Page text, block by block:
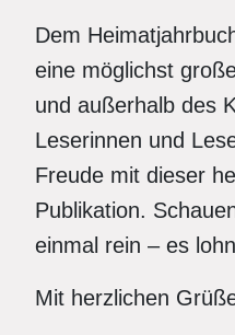
Dem
eine möglichst
und außerhalb des
Leserinnen und
Freude mit dieser
Publikation.
einmal rein – es
Mit herzlichen